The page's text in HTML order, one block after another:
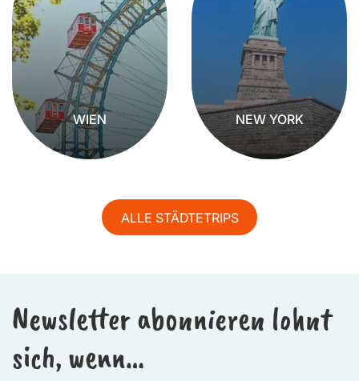
WIEN NEW YORK
ALLE STÄDTETRIPS
Newsletter abonnieren lohnt
sich, wenn…